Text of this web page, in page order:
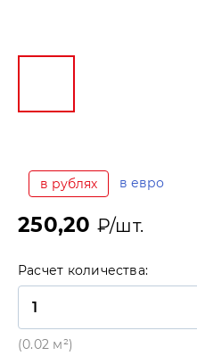
в рублях в евро
250,20 ₽/шт.
Расчет количества:
(0.02 м²)